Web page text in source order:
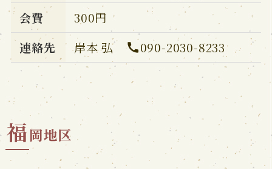
会費
300円
連絡先
岸本 弘 090-2030-8233
福岡地区